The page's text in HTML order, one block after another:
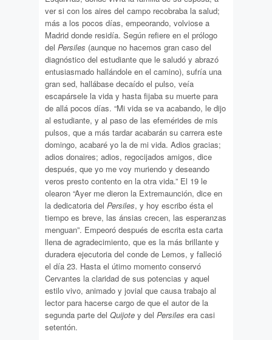
ver si con los aires del campo recobraba la salud;
más a los pocos días, empeorando, volviose a
Madrid donde residía. Según refiere en el prólogo
del Persiles (aunque no hacemos gran caso del
diagnóstico del estudiante que le saludó y abrazó
entusiasmado hallándole en el camino), sufría una
gran sed, hallábase decaído el pulso, veía
escapársele la vida y hasta fijaba su muerte para
de allá pocos días. “Mi vida se va acabando, le dijo
al estudiante, y al paso de las efemérides de mis
pulsos, que a más tardar acabarán su carrera este
domingo, acabaré yo la de mi vida. Adios gracias;
adios donaires; adios, regocijados amigos, dice
después, que yo me voy muriendo y deseando
veros presto contento en la otra vida.” El 19 le
olearon “Ayer me dieron la Extremaunción, dice en
la dedicatoria del Persiles, y hoy escribo ésta el
tiempo es breve, las ánsias crecen, las esperanzas
menguan”. Empeoró después de escrita esta carta
llena de agradecimiento, que es la más brillante y
duradera ejecutoria del conde de Lemos, y falleció
el día 23. Hasta el útimo momento conservó
Cervantes la claridad de sus potencias y aquel
estilo vivo, animado y jovial que causa trabajo al
lector para hacerse cargo de que el autor de la
segunda parte del Quijote y del Persiles era casi
setentón.